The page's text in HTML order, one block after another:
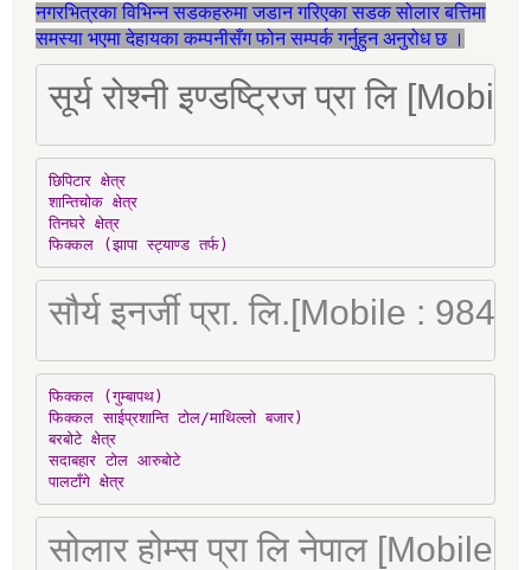
नगरभित्रका विभिन्न सडकहरुमा जडान गरिएका सडक सोलार बत्तिमा
समस्या भएमा देहायका कम्पनीसँग फोन सम्पर्क गर्नुहुन अनुरोध छ ।
सूर्य रोश्नी इण्डष्ट्रिज प्रा लि
छिपिटार क्षेत्र
शान्तिचोक क्षेत्र
तिनघरे क्षेत्र
फिक्कल (झापा स्ट्याण्ड तर्फ)
सौर्य इनर्जी प्रा. लि.[Mobile :
फिक्कल (गुम्बापथ)
फिक्कल साईप्रशान्ति टोल/माथिल्लो बजार)
बरबोटे क्षेत्र
सदाबहार टोल आरुबोटे
पालटाँगे क्षेत्र
सोलार होम्स प्रा लि नेपाल [Mobile